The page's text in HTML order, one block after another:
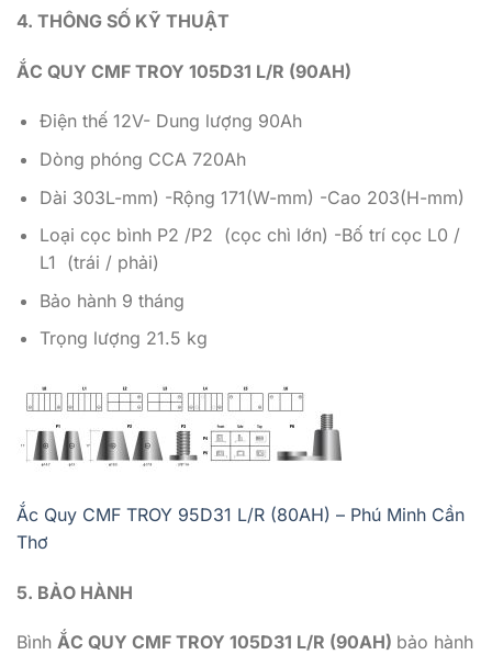
4. THÔNG SỐ KỸ THUẬT
ẮC QUY CMF TROY 105D31 L/R (90AH)
Điện thế 12V- Dung lượng 90Ah
Dòng phóng CCA 720Ah
Dài 303L-mm) -Rộng 171(W-mm) -Cao 203(H-mm)
Loại cọc bình P2 /P2 (cọc chì lớn) -Bố trí cọc L0 /
L1 (trái / phải)
Bảo hành 9 tháng
Trọng lượng 21.5 kg
Ắc Quy CMF TROY 95D31 L/R (80AH) – Phú Minh Cần
Thơ
5. BẢO HÀNH
Bình ẮC QUY CMF TROY 105D31 L/R (90AH) bảo hành